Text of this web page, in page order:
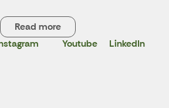
Read more
Youtube LinkedIn